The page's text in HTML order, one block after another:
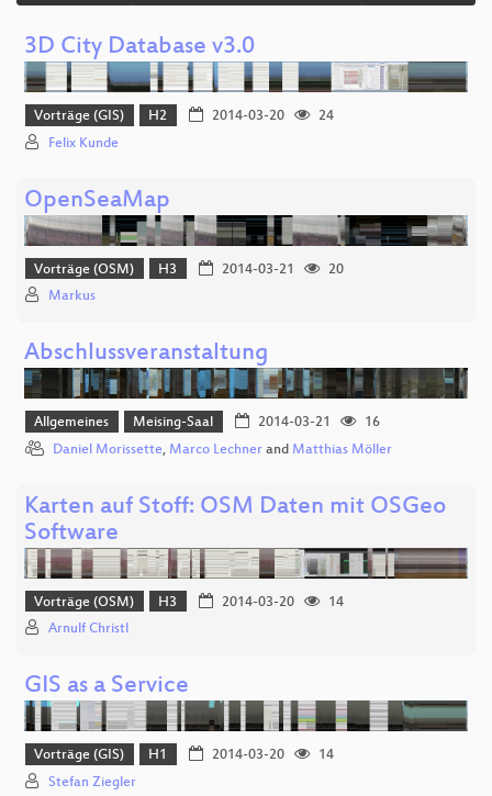
3D City Database v3.0
Vorträge (GIS) H2 2014-03-20
24
Felix Kunde
OpenSeaMap
Vorträge (OSM) H3 2014-03-21
20
Markus
Abschlussveranstaltung
Allgemeines Meising-Saal 2014-03-21
16
Daniel Morissette, Marco Lechner and Matthias Möller
Karten auf Stoff: OSM Daten mit OSGeo
Software
Vorträge (OSM) H3 2014-03-20
14
Arnulf Christl
GIS as a Service
Vorträge (GIS) H1 2014-03-20
14
Stefan Ziegler